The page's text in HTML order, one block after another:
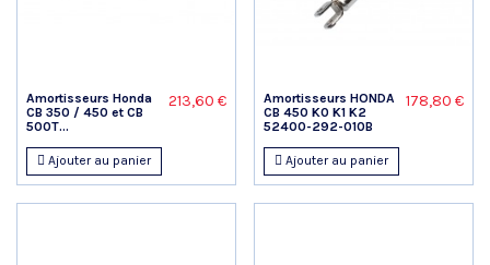
Amortisseurs Honda
CB 350 / 450 et CB
500T...
213,60 €
Ajouter au panier
Amortisseurs HONDA
CB 450 K0 K1 K2
52400-292-010B
178,80 €
Ajouter au panier